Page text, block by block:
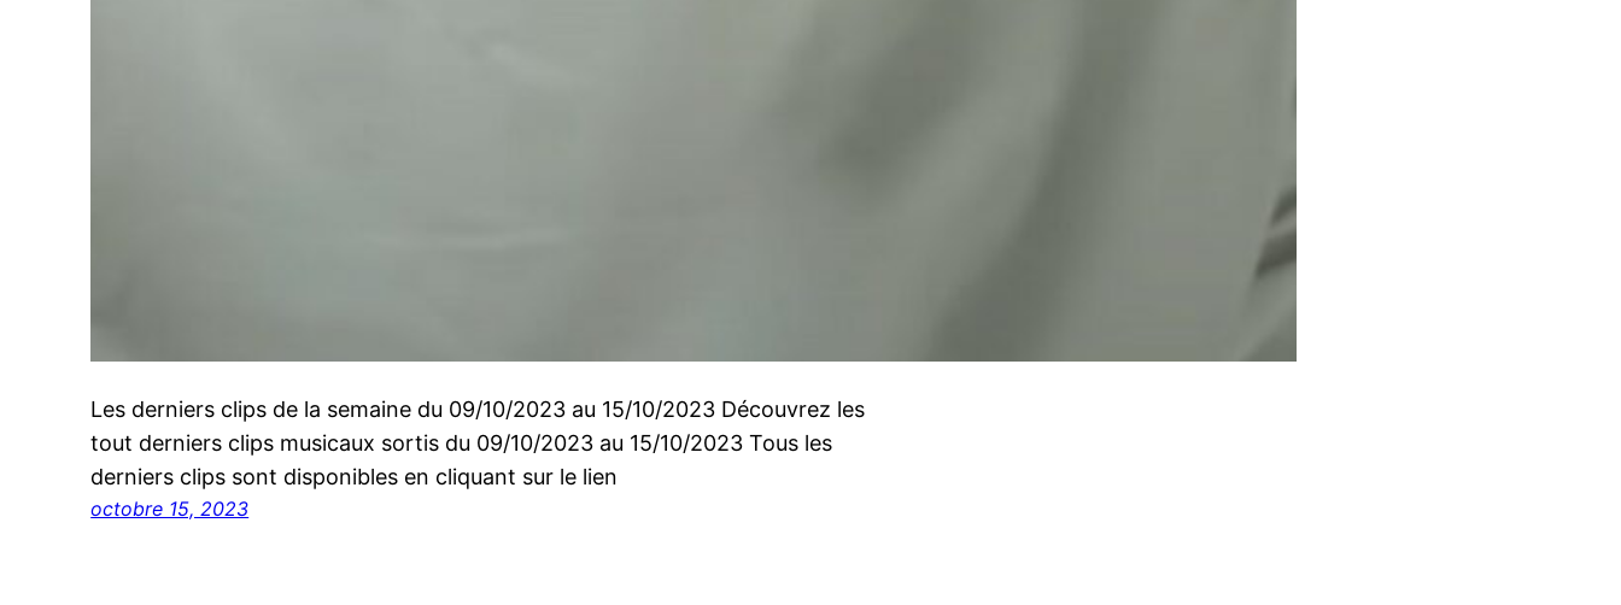
Les derniers clips de la semaine du 09/10/2023 au 15/10/2023 Découvrez les
tout derniers clips musicaux sortis du 09/10/2023 au 15/10/2023 Tous les
derniers clips sont disponibles en cliquant sur le lien
octobre 15, 2023